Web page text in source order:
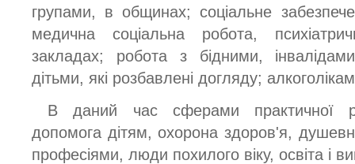
групами, в общинах; соціальне
медична соціальна робота,
закладах; робота з бідними,
дітьми, які розбавлені догляду;
В даний час сферами практичної
допомога дітям, охорона здоров'я,
професіями, люди похилого віку, освіта і